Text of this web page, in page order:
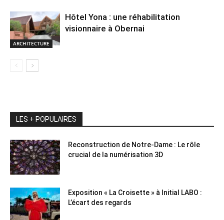
ARCHITECTURE
Hôtel Yona : une réhabilitation
visionnaire à Obernai
LES + POPULAIRES
Reconstruction de Notre-Dame : Le rôle
crucial de la numérisation 3D
Exposition « La Croisette » à Initial LABO :
L’écart des regards